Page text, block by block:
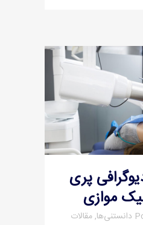
پری
موازی
دانستنی‌ها,مقالات